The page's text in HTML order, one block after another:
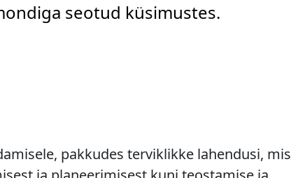
seotud küsimustes.
pakkudes terviklikke lahendusi, mis